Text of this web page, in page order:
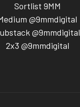
Sortlist 9MM
@9mmdigital
@9mmdigital
2x3 @9mmdigital